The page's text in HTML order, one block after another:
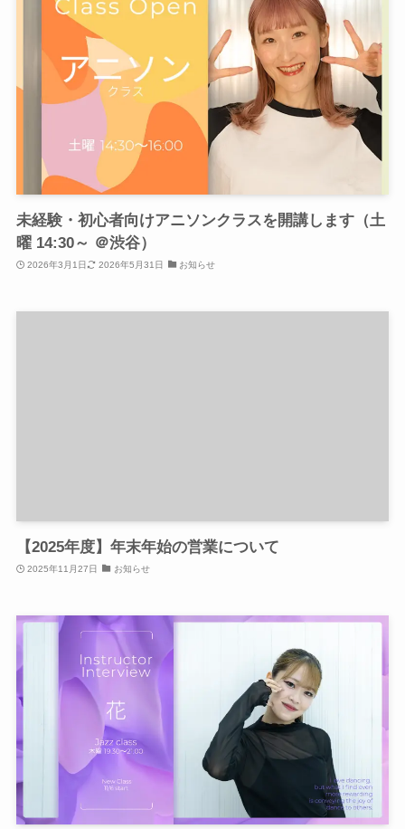
未経験・初心者向けアニソンクラスを開講します（土
曜 14:30～ ＠渋谷）
2026年3月1日 2026年5月31日 お知らせ
【2025年度】年末年始の営業について
2025年11月27日 お知らせ